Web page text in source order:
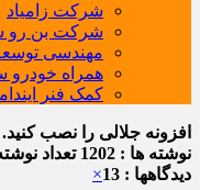
شرکت زامیاد
شرکت بن رو
مهندسی
همراه خودرو
کمک فنر
افزونه جلالی را نصب کنید.
نوشته ها : 1202
تعداد
دیدگاهها : 13
×